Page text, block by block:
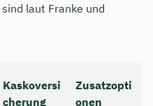
laut Franke und
Kaskoversi
cherung
Zusatzopti
onen